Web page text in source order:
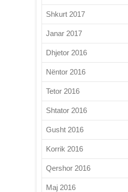
Shkurt 2017
Janar 2017
Dhjetor 2016
Nëntor 2016
Tetor 2016
Shtator 2016
Gusht 2016
Korrik 2016
Qershor 2016
Maj 2016